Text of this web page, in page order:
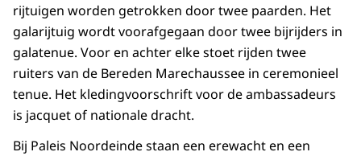
rijtuigen worden getrokken door twee paarden. Het
galarijtuig wordt voorafgegaan door twee bijrijders in
galatenue. Voor en achter elke stoet rijden twee
ruiters van de Bereden Marechaussee in ceremonieel
tenue. Het kledingvoorschrift voor de ambassadeurs
is jacquet of nationale dracht.
Bij Paleis Noordeinde staan een erewacht en een